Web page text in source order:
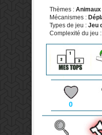
Thèmes : Animaux
Mécanismes :
Types de jeu : Jeu
Complexité du jeu :
0